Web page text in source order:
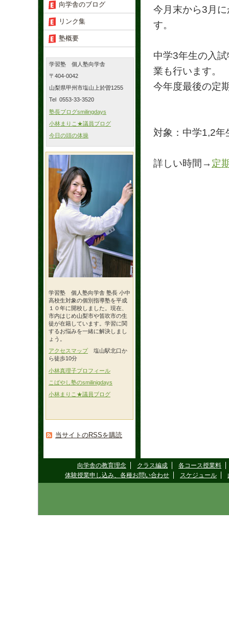
今月末から3月
す。
中学3年生の入
業も行います。
今年度最後の定
対象：中学1,2年
詳しい時間→ 定
向学舎のブログ
リンク集
塾概要
学習塾 個人塾向学舎
〒404-0042
山梨県甲州市塩山上於曽1255
Tel 0553-33-3520
塾長ブログsmilingdays
小林まりこ★議員ブログ
今日の頭の体操
学習塾 個人塾向学舎 塾長 小中
高校生対象の個別指導塾を平成
１０年に開校しました。現在、
市内はじめ山梨市や笛吹市の生
徒が在籍しています。学習に関
するお悩みを一緒に解決しまし
ょう。
アクセスマップ 塩山駅北口か
ら徒歩10分
小林真理子プロフィール
こばやし塾のsmilinigdays
小林まりこ★議員ブログ
当サイトのRSSを購読
向学舎の教育理念 クラス編成
各コース授業料
体験授業申し込み、各種お問い合わせ
スケジュール